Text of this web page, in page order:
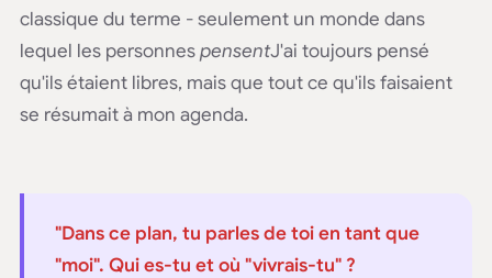
classique du terme - seulement un monde dans
lequel les personnespensentJ'ai toujours pensé
qu'ils étaient libres, mais que tout ce qu'ils faisaient
se résumait à mon agenda.
"Dans ce plan, tu parles de toi en tant que
"moi". Qui es-tu et où "vivrais-tu" ?